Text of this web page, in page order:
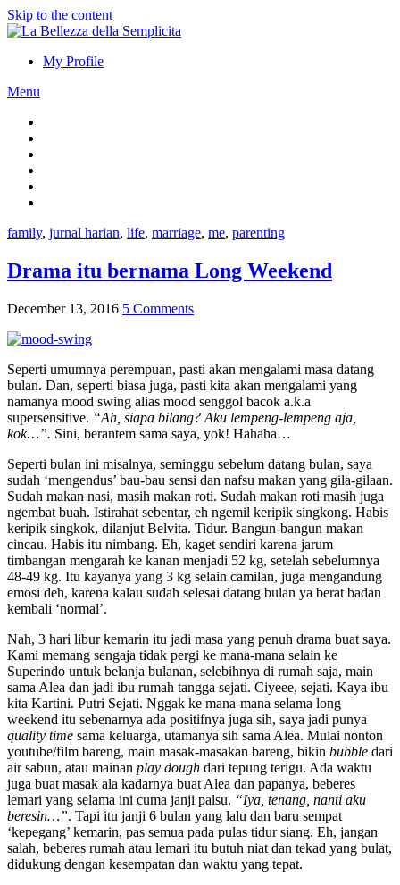
Skip to the content
My Profile
Menu
family, jurnal harian, life, marriage, me, parenting
Drama itu bernama Long Weekend
December 13, 2016 5 Comments
Seperti umumnya perempuan, pasti akan mengalami masa datang
bulan. Dan, seperti biasa juga, pasti kita akan mengalami yang
namanya mood swing alias mood senggol bacok a.k.a
supersensitive. “Ah, siapa bilang? Aku lempeng-lempeng aja,
kok…”. Sini, berantem sama saya, yok! Hahaha…
Seperti bulan ini misalnya, seminggu sebelum datang bulan, saya
sudah ‘mengendus’ bau-bau sensi dan nafsu makan yang gila-gilaan.
Sudah makan nasi, masih makan roti. Sudah makan roti masih juga
ngembat buah. Istirahat sebentar, eh ngemil keripik singkong. Habis
keripik singkok, dilanjut Belvita. Tidur. Bangun-bangun makan
cincau. Habis itu nimbang. Eh, kaget sendiri karena jarum
timbangan mengarah ke kanan menjadi 52 kg, setelah sebelumnya
48-49 kg. Itu kayanya yang 3 kg selain camilan, juga mengandung
emosi deh, karena kalau sudah selesai datang bulan ya berat badan
kembali ‘normal’.
Nah, 3 hari libur kemarin itu jadi masa yang penuh drama buat saya.
Kami memang sengaja tidak pergi ke mana-mana selain ke
Superindo untuk belanja bulanan, selebihnya di rumah saja, main
sama Alea dan jadi ibu rumah tangga sejati. Ciyeee, sejati. Kaya ibu
kita Kartini. Putri Sejati. Nggak ke mana-mana selama long
weekend itu sebenarnya ada positifnya juga sih, saya jadi punya
quality time sama keluarga, utamanya sih sama Alea. Mulai nonton
youtube/film bareng, main masak-masakan bareng, bikin bubble dari
air sabun, atau mainan play dough dari tepung terigu. Ada waktu
juga buat masak ala kadarnya buat Alea dan papanya, beberes
lemari yang selama ini cuma janji palsu. “Iya, tenang, nanti aku
beresin…”. Tapi itu janji 6 bulan yang lalu dan baru sempat
‘kepegang’ kemarin, pas semua pada pulas tidur siang. Eh, jangan
salah, beberes rumah atau lemari itu butuh niat dan tekad yang bulat,
didukung dengan kesempatan dan waktu yang tepat.